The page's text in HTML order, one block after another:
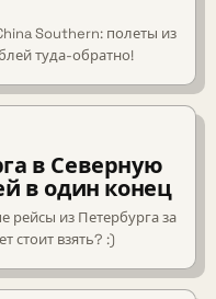
Southern: полеты из
туда-обратно!
в Северную
в один конец
из Петербурга за
стоит взять? :)